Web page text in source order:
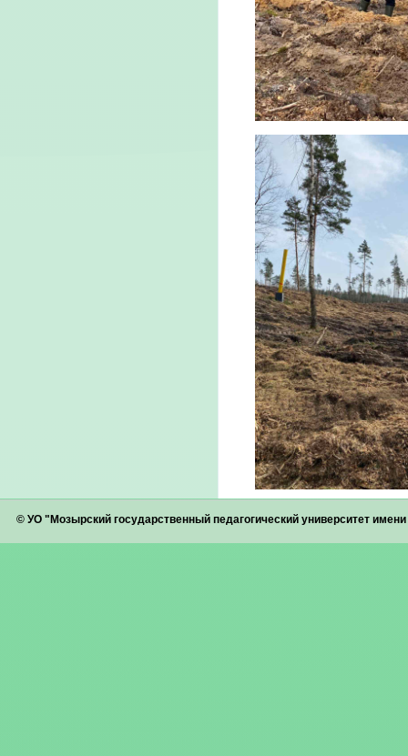
© УО "Мозырский государственный педагогический университет